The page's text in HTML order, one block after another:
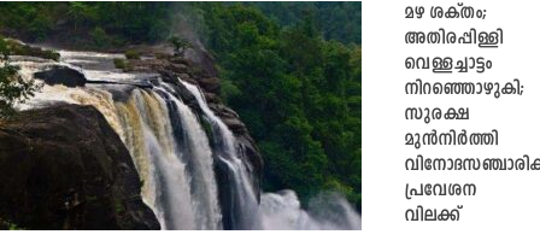
മഴ ശക്തം;
അതിരപ്പിള്ളി
വെള്ളച്ചാട്ടം
നിറഞ്ഞൊഴുകി;
സുരക്ഷ
മുൻനിർത്തി
പ്രവേശന
വിലക്ക്